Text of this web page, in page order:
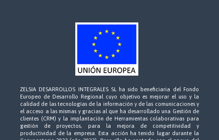
ZELSIA DESARROLLOS INTEGRALES SL ha sido beneficiaria del Fondo
Europeo de Desarrollo Regional cuyo objetivo es mejorar el uso y la
calidad de las tecnologías de la información y de las comunicaciones y
el acceso a las mismas y gracias al que ha desarrollado una Gestión de
clientes (CRM) y la implantación de Herramientas colaborativas para
gestión de proyectos, para la mejora de competitividad y
productividad de la empresa. Esta acción ha tenido lugar durante la